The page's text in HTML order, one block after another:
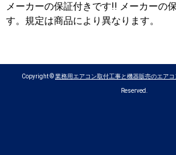
メーカーの保証付きです!! メーカーの
す。規定は商品により異なります。
Copyright ©業務用エアコン取付工事と機器販売のエア
Reserved.